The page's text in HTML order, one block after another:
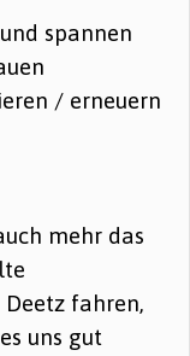
spannen
/ erneuern
mehr das
fahren,
uns gut